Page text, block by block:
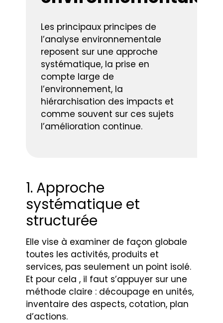
Les principaux principes de
l’analyse environnementale
reposent sur une approche
systématique, la prise en
compte large de
l’environnement, la
hiérarchisation des impacts et
comme souvent sur ces sujets
l’amélioration continue.
1. Approche
systématique et
structurée
Elle vise à examiner de façon globale
toutes les activités, produits et
services, pas seulement un point isolé.
Et pour cela , il faut s’appuyer sur une
méthode claire : découpage en unités,
inventaire des aspects, cotation, plan
d’actions.